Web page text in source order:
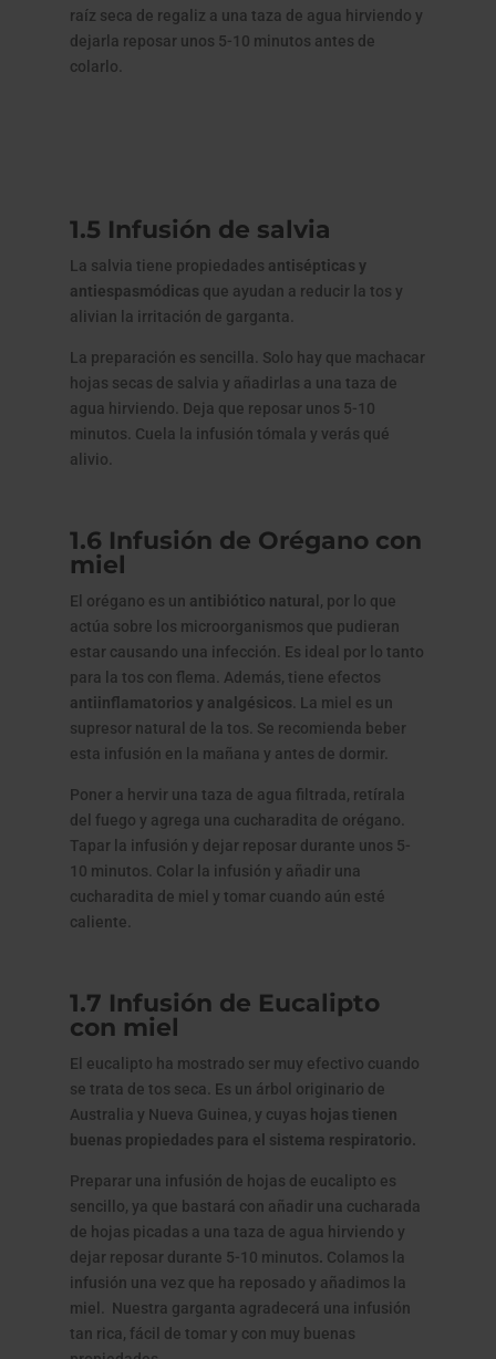
raíz seca de regaliz a una taza de agua hirviendo y
dejarla reposar unos 5-10 minutos antes de
colarlo.
1.5 Infusión de salvia
La salvia tiene propiedades antisépticas y
antiespasmódicas que ayudan a reducir la tos y
alivian la irritación de garganta.
La preparación es sencilla. Solo hay que machacar
hojas secas de salvia y añadirlas a una taza de
agua hirviendo. Deja que reposar unos 5-10
minutos. Cuela la infusión tómala y verás qué
alivio.
1.6 Infusión de Orégano con
miel
El orégano es un antibiótico natura l, por lo que
actúa sobre los microorganismos que pudieran
estar causando una infección. Es ideal por lo tanto
para la tos con flema. Además, tiene efectos
antiinflamatorios y analgésicos . La miel es un
supresor natural de la tos. Se recomienda beber
esta infusión en la mañana y antes de dormir.
Poner a hervir una taza de agua filtrada, retírala
del fuego y agrega una cucharadita de orégano.
Tapar la infusión y dejar reposar durante unos 5-
10 minutos. Colar la infusión y añadir una
cucharadita de miel y tomar cuando aún esté
caliente.
1.7 Infusión de Eucalipto
con miel
El eucalipto ha mostrado ser muy efectivo cuando
se trata de tos seca. Es un árbol originario de
Australia y Nueva Guinea, y cuyas hojas tienen
buenas propiedades para el sistema respiratorio.
Preparar una infusión de hojas de eucalipto es
sencillo, ya que bastará con añadir una cucharada
de hojas picadas a una taza de agua hirviendo y
dejar reposar durante 5-10 minutos. Colamos la
infusión una vez que ha reposado y añadimos la
miel. Nuestra garganta agradecerá una infusión
tan rica, fácil de tomar y con muy buenas